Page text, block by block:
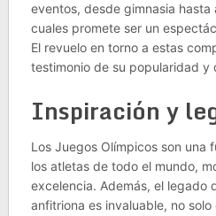
eventos, desde gimnasia
cuales promete ser un
El revuelo en torno a estas
testimonio de su popularidad y
Inspiración y
Los Juegos Olímpicos son una
los atletas de todo el mundo,
excelencia. Además, el legado
anfitriona es invaluable, no